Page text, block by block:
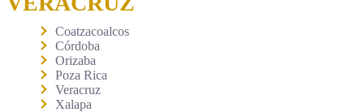
Coatzacoalcos
Córdoba
Orizaba
Poza Rica
Veracruz
Xalapa